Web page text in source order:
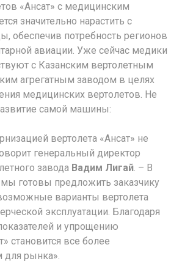
«Ансат» с медицинским
значительно нарастить с
обеспечив потребность регионов
авиации. Уже сейчас медики
с Казанским вертолетным
агрегатным заводом в целях
медицинских вертолетов. Не
самой машины:
вертолета «Ансат» не
генеральный директор
завода Вадим Лигай. – В
готовы предложить заказчику
варианты вертолета
эксплуатации. Благодаря
и упрощению
становится все более
для рынка».